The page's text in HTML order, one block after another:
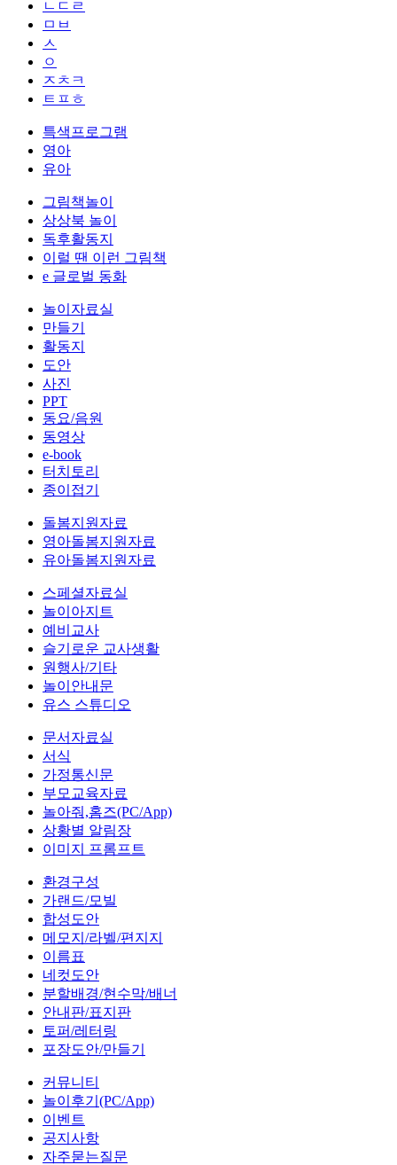
ㄴㄷㄹ
ㅁㅂ
ㅅ
ㅇ
ㅈㅊㅋ
ㅌㅍㅎ
특색프로그램
영아
유아
그림책놀이
상상북 놀이
독후활동지
이럴 땐 이런 그림책
e 글로벌 동화
놀이자료실
만들기
활동지
도안
사진
PPT
동요/음원
동영상
e-book
터치토리
종이접기
돌봄지원자료
영아돌봄지원자료
유아돌봄지원자료
스페셜자료실
놀이아지트
예비교사
슬기로운 교사생활
원행사/기타
놀이안내문
유스 스튜디오
문서자료실
서식
가정통신문
부모교육자료
놀아줘,홈즈(PC/App)
상황별 알림장
이미지 프롬프트
환경구성
가랜드/모빌
합성도안
메모지/라벨/편지지
이름표
네컷도안
분할배경/현수막/배너
안내판/표지판
토퍼/레터링
포장도안/만들기
커뮤니티
놀이후기(PC/App)
이벤트
공지사항
자주묻는질문